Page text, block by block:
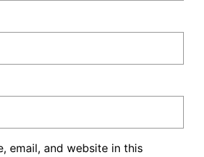
email, and website in this